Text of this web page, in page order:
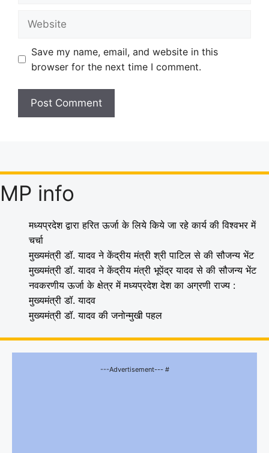
Save my name, email, and website in this
browser for the next time I comment.
MP info
मध्यप्रदेश द्वारा हरित ऊर्जा के लिये किये जा रहे कार्य की विश्वभर में
चर्चा
मुख्यमंत्री डॉ. यादव ने केंद्रीय मंत्री श्री पाटिल से की सौजन्य भेंट
मुख्यमंत्री डॉ. यादव ने केंद्रीय मंत्री भूपेंद्र यादव से की सौजन्य भेंट
नवकरणीय ऊर्जा के क्षेत्र में मध्यप्रदेश देश का अग्रणी राज्य :
मुख्यमंत्री डॉ. यादव
मुख्यमंत्री डॉ. यादव की जनोन्मुखी पहल
---Advertisement--- #